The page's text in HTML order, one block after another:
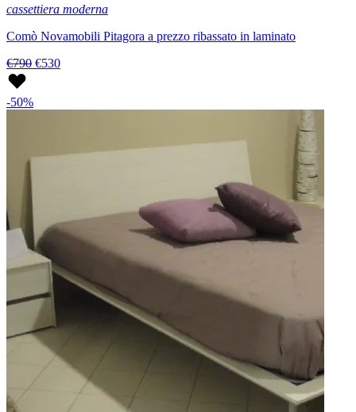
cassettiera moderna
Comò Novamobili Pitagora a prezzo ribassato in laminato
€790 €530
-50%